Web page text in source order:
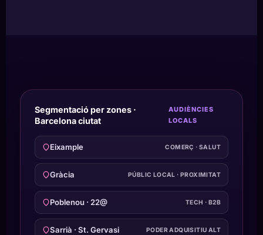
Segmentació per zones ·
Barcelona ciutat
AUDIÈNCIES
LOCALS
Eixample COMERÇ · SALUT
Gràcia PÚBLIC LOCAL · PROXIMITAT
Poblenou · 22@ TECH · B2B
Sarrià · St. Gervasi PODER ADQUISITIU ALT